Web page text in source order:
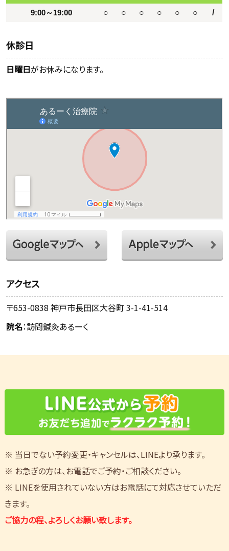
9:00～19:00 ○ ○ ○ ○ ○ ○ /
休診日
日曜日がお休みになります。
アクセス
〒653-0838 神戸市長田区大谷町 3-1-41-514
院名：訪問鍼灸あるーく
※ 当日でない予約変更・キャンセルは、LINEより承ります。
※ お急ぎの方は、お電話でご予約・ご相談ください。
※ LINEを使用されていない方はお電話にて対応させていただ
きます。
ご協力の程、よろしくお願い致します。